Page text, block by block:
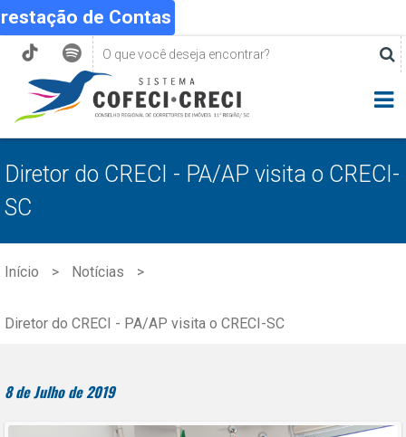
de Contas
Diretor do CRECI - PA/AP visita o CRECI-
SC
Início Notícias
Diretor do CRECI - PA/AP visita o CRECI-SC
8 de Julho de 2019